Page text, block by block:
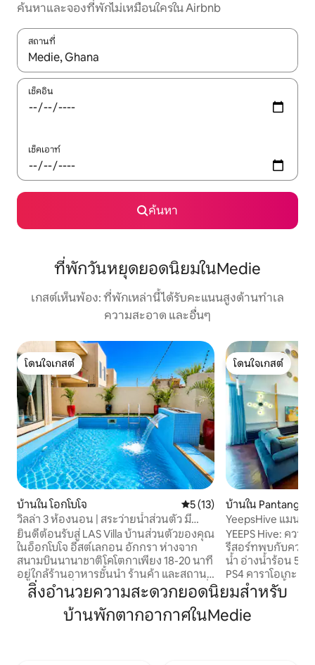
ค้นหาและจองที่พักไม่เหมือนใครใน Airbnb
สถานที่
ใช้ลูกศรขึ้นลง หรือใช้การสัมผัสหรือปัด เพื่อสำรวจผลการค้นหา
เช็คอิน
เช็คเอาท์
ค้นหา
ที่พักวันหยุดยอดนิยมในMedie
เกสต์เห็นพ้อง: ที่พักเหล่านี้ได้รับคะแนนสูงด้านทำเล
ความสะอาด และอื่นๆ
โดนใจเกสต์
โดนใจเกสต์
บ้านใน โอกโบโจ คะแนนเฉลี่ย 5 จาก 5, 13 รีวิว
5 (13)
วิลล่า 3 ห้องนอน | สระว่ายน้ำส่วนตัว มี
ระบบสำรองไฟ | อีสต์ลีกอน
ยินดีต้อนรับสู่ LAS Villa บ้านส่วนตัวของคุณ
ในอ็อกโบโจ อีสต์เลกอน อักกรา ห่างจาก
สนามบินนานาชาติโคโตกาเพียง 18-20 นาที
อยู่ใกล้ร้านอาหารชั้นนำ ร้านค้า และสถาน
บันเทิงยามค่ำคืน วิลล่ามีห้องนอน 3 ห้องที่
กว้างขวางและมีห้องน้ำในตัว การตกแต่ง
ภายในที่ทันสมัย และสระว่ายน้ำส่วนตัว
โดนใจเกสต์
โดนใจเกสต์
บ้านใน Pantang
YeepsHive แมนชั่
เลานจ์และห้องออ
YEEPS Hive: ควา
รีสอร์ทพบกับความ
น้ำ อ่างน้ำร้อน 5
PS4 คาราโอเกะ โ
ลูกดอก เก้าอี้นวด
ระเบียงหลังคาเปิ
แห่งความสง่างาม
สิ่งอำนวยความสะดวกยอดนิยมสำหรับ
บ้านพักตากอากาศในMedie